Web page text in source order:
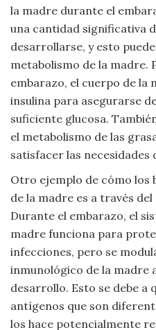
la madre durante el
una cantidad significativa
desarrollarse, y esto
metabolismo de la madre.
embarazo, el cuerpo de la
insulina para asegurarse
suficiente glucosa.
el metabolismo de las
satisfacer las necesidades
Otro ejemplo de cómo los
de la madre es a través
Durante el embarazo, el
madre funciona para
infecciones, pero se
inmunológico de la madre
desarrollo. Esto se debe a
antígenos que son
los hace potencialmente